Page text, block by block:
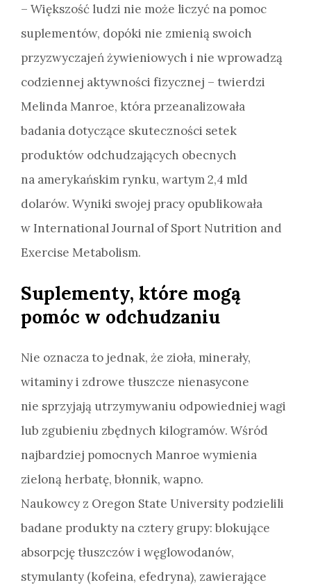
– Większość ludzi nie może liczyć na pomoc
suplementów, dopóki nie zmienią swoich
przyzwyczajeń żywieniowych i nie wprowadzą
codziennej aktywności fizycznej – twierdzi
Melinda Manroe, która przeanalizowała
badania dotyczące skuteczności setek
produktów odchudzających obecnych
na amerykańskim rynku, wartym 2,4 mld
dolarów. Wyniki swojej pracy opublikowała
w International Journal of Sport Nutrition and
Exercise Metabolism.
Suplementy, które mogą
pomóc w odchudzaniu
Nie oznacza to jednak, że zioła, minerały,
witaminy i zdrowe tłuszcze nienasycone
nie sprzyjają utrzymywaniu odpowiedniej wagi
lub zgubieniu zbędnych kilogramów. Wśród
najbardziej pomocnych Manroe wymienia
zieloną herbatę, błonnik, wapno.
Naukowcy z Oregon State University podzielili
badane produkty na cztery grupy: blokujące
absorpcję tłuszczów i węglowodanów,
stymulanty (kofeina, efedryna), zawierające